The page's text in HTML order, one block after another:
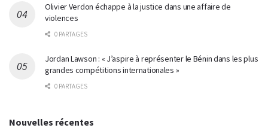
Olivier Verdon échappe à la justice dans une affaire de
violences
0 PARTAGES
Jordan Lawson : « J’aspire à représenter le Bénin dans les plus
grandes compétitions internationales »
0 PARTAGES
Nouvelles récentes